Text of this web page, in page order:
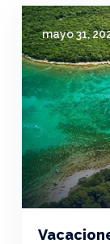
mayo 31,